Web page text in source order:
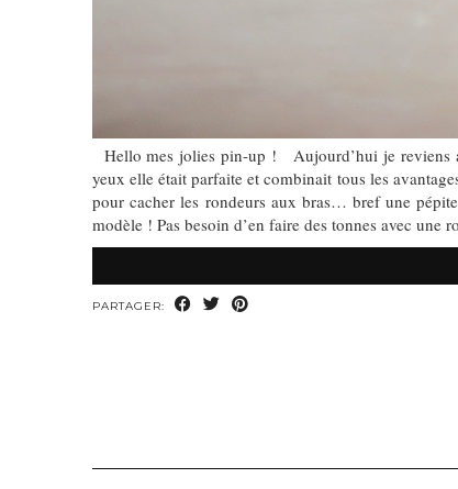
Hello mes jolies pin-up ! Aujourd’hui je reviens
yeux elle était parfaite et combinait tous les
pour cacher les rondeurs aux bras… bref une
modèle ! Pas besoin d’en faire des tonnes avec
PARTAGER: